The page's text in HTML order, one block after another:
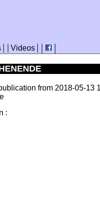
Videos
from 2018-05-13
: